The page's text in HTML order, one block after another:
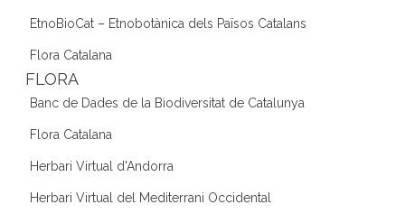
EtnoBioCat – Etnobotànica dels Països Catalans
Flora Catalana
FLORA
Banc de Dades de la Biodiversitat de Catalunya
Flora Catalana
Herbari Virtual d'Andorra
Herbari Virtual del Mediterrani Occidental